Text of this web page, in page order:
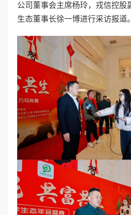
公司董事会主席杨玲，戎信控股
生态董事长徐一博进行采访报道。